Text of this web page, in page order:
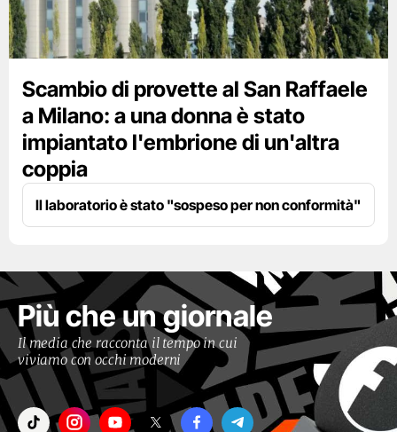
Scambio di provette al San Raffaele
a Milano: a una donna è stato
impiantato l'embrione di un'altra
coppia
Il laboratorio è stato "sospeso per non conformità"
Più che un giornale
Il media che racconta il tempo in cui
viviamo con occhi moderni